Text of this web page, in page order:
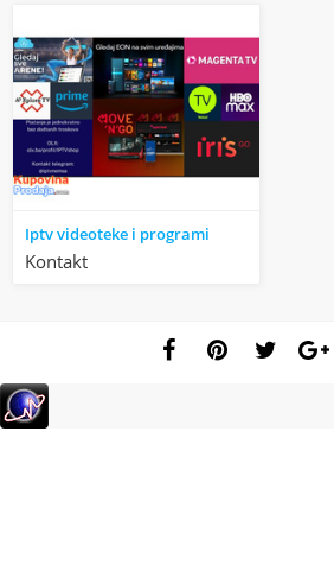
Iptv videoteke i programi
Kontakt